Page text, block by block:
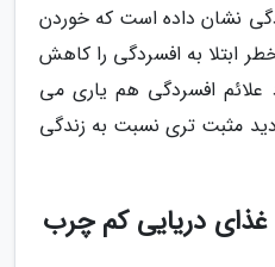
نشان داده است که خوردن
ابتلا به افسردگی را کاهش
علائم افسردگی هم یاری می
مثبت تری نسبت به زندگی
دریایی کم چرب